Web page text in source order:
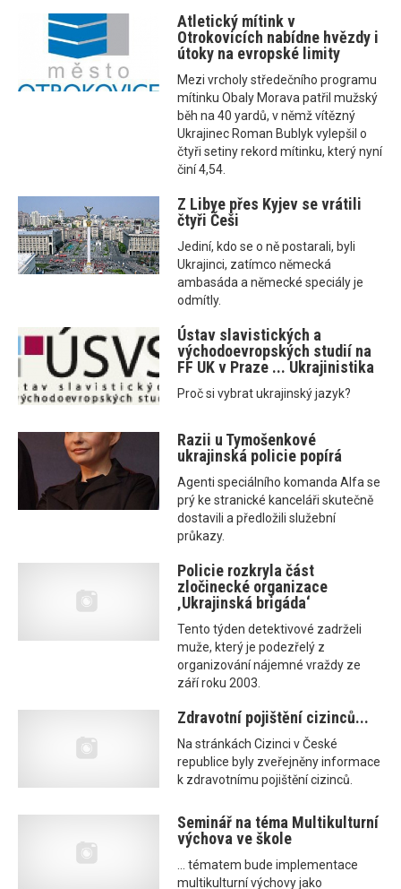
Atletický mítink v
Otrokovicích nabídne hvězdy i
útoky na evropské limity
Mezi vrcholy středečního programu
mítinku Obaly Morava patřil mužský
běh na 40 yardů, v němž vítězný
Ukrajinec Roman Bublyk vylepšil o
čtyři setiny rekord mítinku, který nyní
činí 4,54.
Z Libye přes Kyjev se vrátili
čtyři Češi
Jediní, kdo se o ně postarali, byli
Ukrajinci, zatímco německá
ambasáda a německé speciály je
odmítly.
Ústav slavistických a
východoevropských studií na
FF UK v Praze ... Ukrajinistika
Proč si vybrat ukrajinský jazyk?
Razii u Tymošenkové
ukrajinská policie popírá
Agenti speciálního komanda Alfa se
prý ke stranické kanceláři skutečně
dostavili a předložili služební
průkazy.
Policie rozkryla část
zločinecké organizace
‚Ukrajinská brigáda‘
Tento týden detektivové zadrželi
muže, který je podezřelý z
organizování nájemné vraždy ze
září roku 2003.
Zdravotní pojištění cizinců...
Na stránkách Cizinci v České
republice byly zveřejněny informace
k zdravotnímu pojištění cizinců.
Seminář na téma Multikulturní
výchova ve škole
... tématem bude implementace
multikulturní výchovy jako